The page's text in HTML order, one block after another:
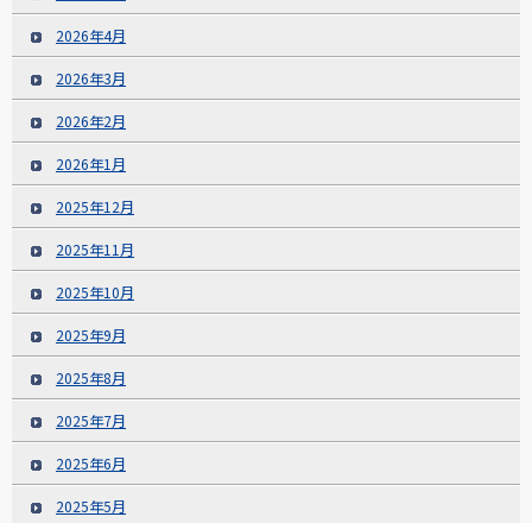
2026年4月
2026年3月
2026年2月
2026年1月
2025年12月
2025年11月
2025年10月
2025年9月
2025年8月
2025年7月
2025年6月
2025年5月